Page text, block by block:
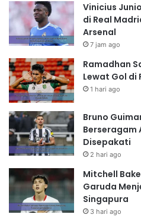
Vinicius
di Real
Arsenal
7 jam ago
Ramadhan
Lewat Gol di
1 hari ago
Bruno
Berseragam
Disepakati
2 hari ago
Mitchell
Garuda
Singapura
3 hari ago